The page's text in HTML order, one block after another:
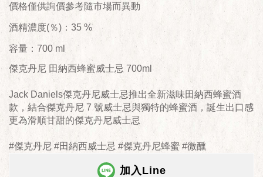
價格僅供詢價參考隨市場而異動
酒精濃度(％)：35 %
容量：700 ml
傑克丹尼 田納西蜂蜜威士忌 700ml
Jack Daniels傑克丹尼威士忌推出全新滋味田納西蜂蜜酒
款，結合傑克丹尼 7 號威士忌與獨特的蜂蜜酒，誕生出口感
更為滑順甘甜的傑克丹尼威士忌
#傑克丹尼 #田納西威士忌 #傑克丹尼蜂蜜 #微醺
加入Line